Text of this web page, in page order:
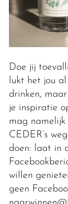
Doe jij
lukt het jou
drinken,
je inspiratie
mag namelijk
CEDER’s
doen: laat in
willen
geen